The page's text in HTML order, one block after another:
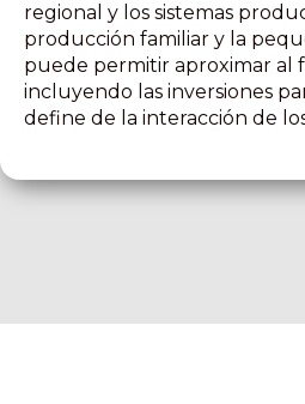
regional y los sistemas
producción familiar y la
puede permitir aproximar al
incluyendo las inversiones
define de la interacción de